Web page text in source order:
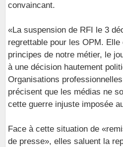
convaincant.
«La suspension de RFI le 3
regrettable pour les OPM.
principes de notre métier, le
à une décision hautement
Organisations
précisent que les médias ne
cette guerre injuste imposée
Face à cette situation de
de presse», elles saluent la